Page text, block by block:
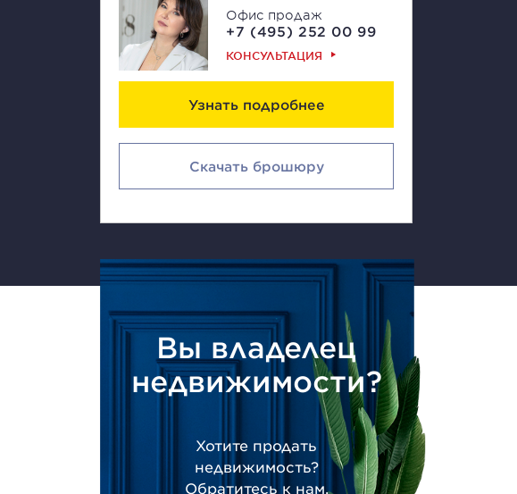
Офис продаж
+7 (495) 252 00 99
КОНСУЛЬТАЦИЯ
Узнать подробнее
Скачать брошюру
Вы владелец
недвижимости?
Хотите продать
недвижимость?
Обратитесь к нам.